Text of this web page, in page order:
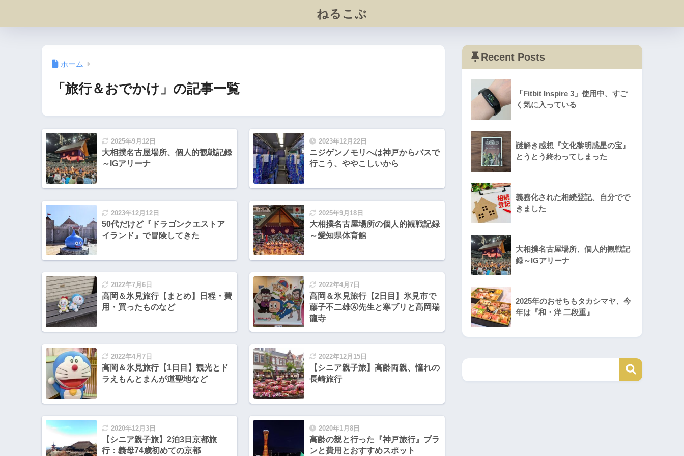
ねるこぶ
ホーム
「旅行＆おでかけ」の記事一覧
2025年9月12日
大相撲名古屋場所、個人的観戦記録
～IGアリーナ
2023年12月22日
ニジゲンノモリへは神戸からバスで
行こう、ややこしいから
2023年12月12日
50代だけど『ドラゴンクエストア
イランド』で冒険してきた
2025年9月18日
大相撲名古屋場所の個人的観戦記録
～愛知県体育館
2022年7月6日
高岡＆氷見旅行【まとめ】日程・費
用・買ったものなど
2022年4月7日
高岡＆氷見旅行【2日目】氷見市で
藤子不二雄Ⓐ先生と寒ブリと高岡瑞
龍寺
2022年4月7日
高岡＆氷見旅行【1日目】観光とド
ラえもんとまんが道聖地など
2022年12月15日
【シニア親子旅】高齢両親、憧れの
長崎旅行
2020年12月3日
【シニア親子旅】2泊3日京都旅
行：義母74歳初めての京都
2020年1月8日
高齢の親と行った『神戸旅行』プラ
ンと費用とおすすめスポット
Recent Posts
「Fitbit Inspire 3」使用中、すご
く気に入っている
謎解き感想『文化黎明惑星の宝』
とうとう終わってしまった
義務化された相続登記、自分でで
きました
大相撲名古屋場所、個人的観戦記
録～IGアリーナ
2025年のおせちもタカシマヤ、今
年は『和・洋 二段重』